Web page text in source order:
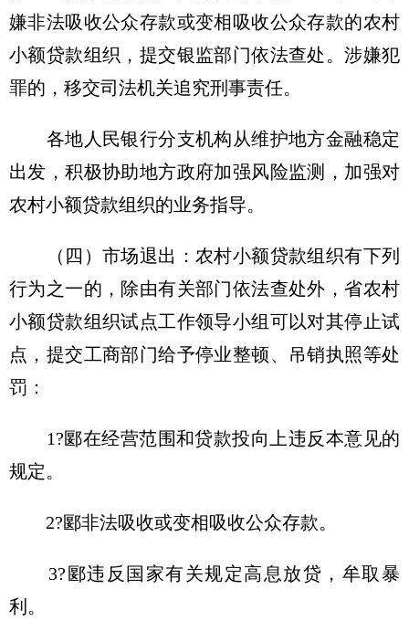
嫌非法吸收公众存款或变相吸收公众存款的农村
小额贷款组织，提交银监部门依法查处。涉嫌犯
罪的，移交司法机关追究刑事责任。
各地人民银行分支机构从维护地方金融稳定
出发，积极协助地方政府加强风险监测，加强对
农村小额贷款组织的业务指导。
（四）市场退出：农村小额贷款组织有下列
行为之一的，除由有关部门依法查处外，省农村
小额贷款组织试点工作领导小组可以对其停止试
点，提交工商部门给予停业整顿、吊销执照等处
罚：
1?郾在经营范围和贷款投向上违反本意见的
规定。
2?郾非法吸收或变相吸收公众存款。
3?郾违反国家有关规定高息放贷，牟取暴
利。